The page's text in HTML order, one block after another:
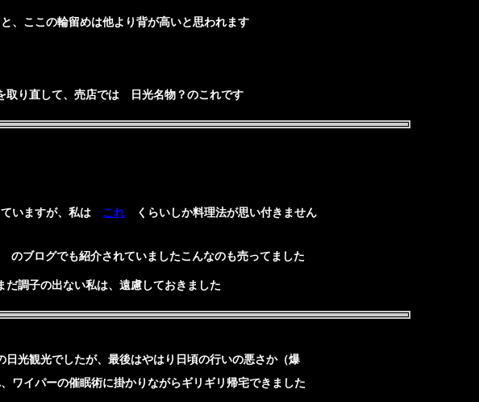
、ここの輪留めは他より背が高いと思われます
取り直して、売店では 日光名物？のこれです
ていますが、私は これ くらいしか料理法が思い付きません
のブログでも紹介されていましたこんなのも売ってました
だ調子の出ない私は、遠慮しておきました
光観光でしたが、最後はやはり日頃の行いの悪さか（爆
ワイパーの催眠術に掛かりながらギリギリ帰宅できました